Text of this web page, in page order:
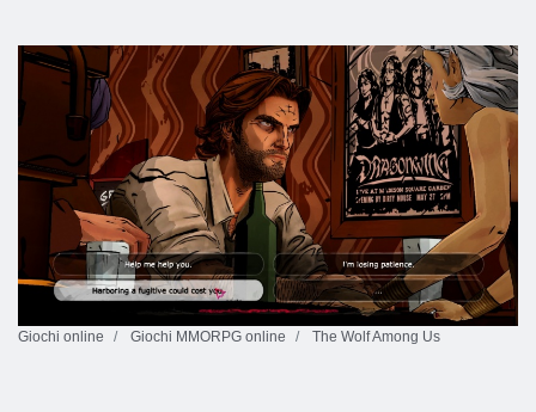
Giochi online Giochi MMORPG online The Wolf Among Us